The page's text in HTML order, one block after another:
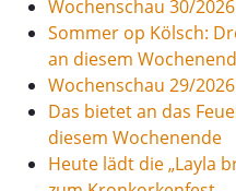
Wochenschau 30/2026
Sommer op Kölsch:
an diesem
Wochenschau 29/2026
Das bietet an das
diesem Wochenende
Heute lädt die „Layla